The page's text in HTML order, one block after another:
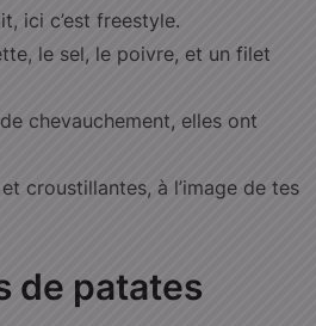
ici c’est freestyle.
le sel, le poivre, et un filet
chevauchement, elles ont
croustillantes, à l’image de tes
de patates